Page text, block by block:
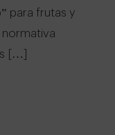
para frutas y
normativa
[…]